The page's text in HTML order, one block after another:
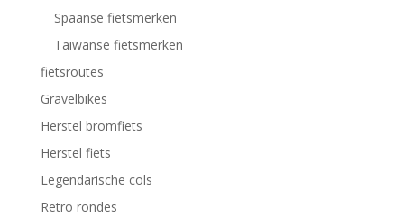
Spaanse fietsmerken
Taiwanse fietsmerken
fietsroutes
Gravelbikes
Herstel bromfiets
Herstel fiets
Legendarische cols
Retro rondes